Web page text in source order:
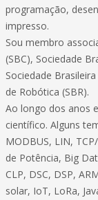
programação,
impresso.
Sou membro
(SBC), Sociedade
Sociedade
de Robótica (SBR).
Ao longo dos anos
científico. Alguns
MODBUS, LIN,
de Potência, Big
CLP, DSC, DSP,
solar, IoT, LoRa,